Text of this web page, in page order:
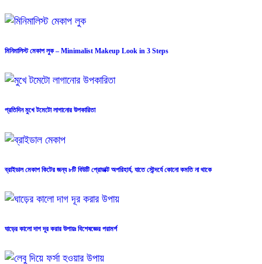
মিনিমালিস্ট মেকাপ লুক – Minimalist Makeup Look in 3 Steps
প্রতিদিন মুখে টমেটো লাগানোর উপকারিতা
ব্রাইডাল মেকাপ কিটের জন্য ৮টি বিউটি প্রোডাক্ট অপরিহার্য, যাতে সৌন্দর্যে কোনো কমতি না থাকে
ঘাড়ের কালো দাগ দূর করার উপায়ঃ বিশেষজ্ঞের পরামর্শ